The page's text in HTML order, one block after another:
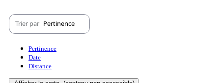
Trier par Pertinence
Pertinence
Date
Distance